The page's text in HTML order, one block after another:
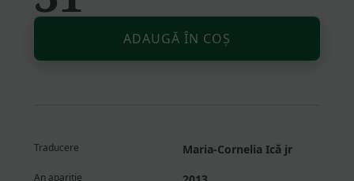
Cantitate
negative
ADAUGĂ ÎN COȘ
Traducere Maria-Cornelia Ică jr
An apariție